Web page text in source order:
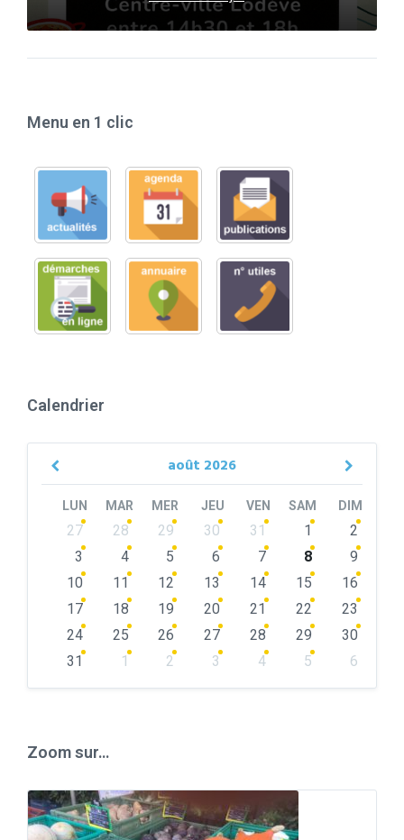
Menu en 1 clic
Calendrier
août 2026
Previous
LUN MAR MER JEU VEN SAM DIM
Skip
calendar
27 28 29 30 31 1
2
3
4 5 6 7 8
9
10
11 12 13 14 15
16
17
18 19 20 21 22
23
24
25 26 27 28 29
30
31
1 2 3 4 5
6
Zoom sur…